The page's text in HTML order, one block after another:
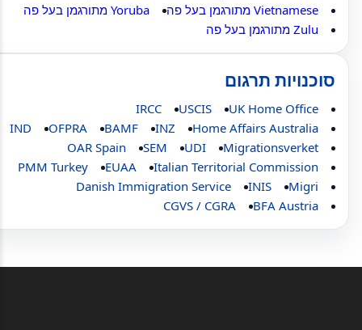
Vietnamese מתורגמן בעל פה
Yoruba מתורגמן בעל פה
Zulu מתורגמן בעל פה
סוכנויות תרגום
UK Home Office
USCIS
IRCC
Home Affairs Australia
INZ
BAMF
OFPRA
IND
Migrationsverket
UDI
SEM
OAR Spain
Italian Territorial Commission
EUAA
PMM Turkey
Migri
INIS
Danish Immigration Service
BFA Austria
CGVS / CGRA